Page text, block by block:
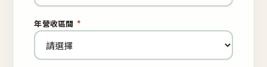
年營收區間 *